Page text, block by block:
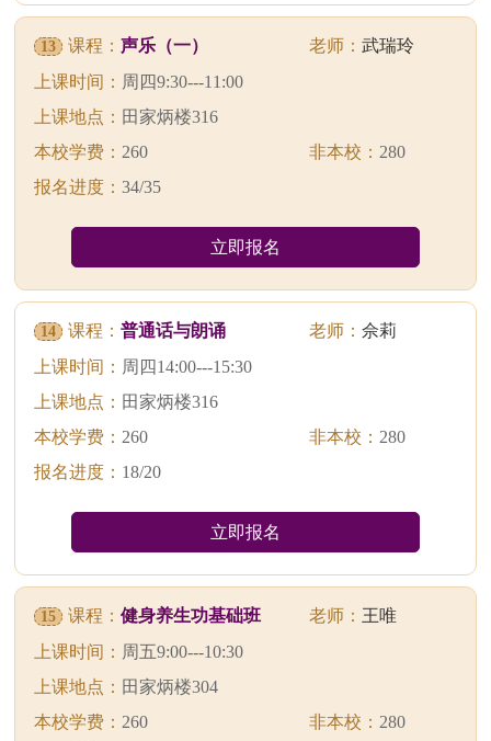
13 课程：声乐（一） 老师： 武瑞玲
上课时间： 周四9:30---11:00
上课地点： 田家炳楼316
本校学费： 260 非本校： 280
报名进度：34/35
立即报名
14 课程：普通话与朗诵 老师： 佘莉
上课时间： 周四14:00---15:30
上课地点： 田家炳楼316
本校学费： 260 非本校： 280
报名进度： 18/20
立即报名
15 课程：健身养生功基础班 老师： 王唯
上课时间： 周五9:00---10:30
上课地点： 田家炳楼304
本校学费： 260 非本校： 280